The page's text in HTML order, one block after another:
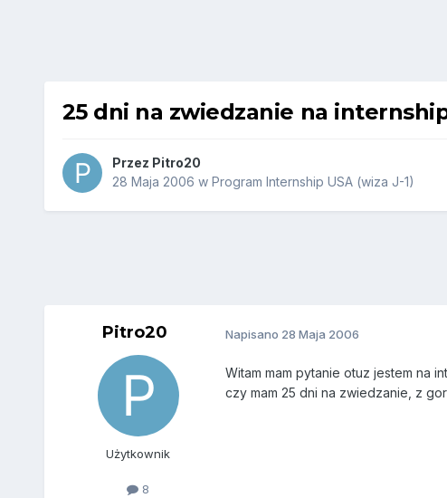
25 dni na zwiedzanie na
Przez Pitro20
28 Maja 2006 w Program Internship USA (wiza J-1)
Pitro20
Użytkownik
8
Napisano 28 Maja 2006
Witam mam pytanie otuz jestem na
czy mam 25 dni na zwiedzanie, z